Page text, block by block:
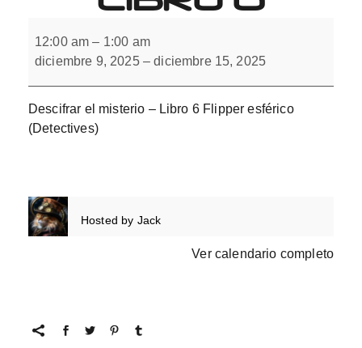
el
misterio
con
Libro
6
12:00 am – 1:00 am
diciembre 9, 2025 –diciembre 15, 2025
Descifrar el misterio – Libro 6 Flipper esférico
(Detectives)
Hosted by Jack
Ver calendario completo